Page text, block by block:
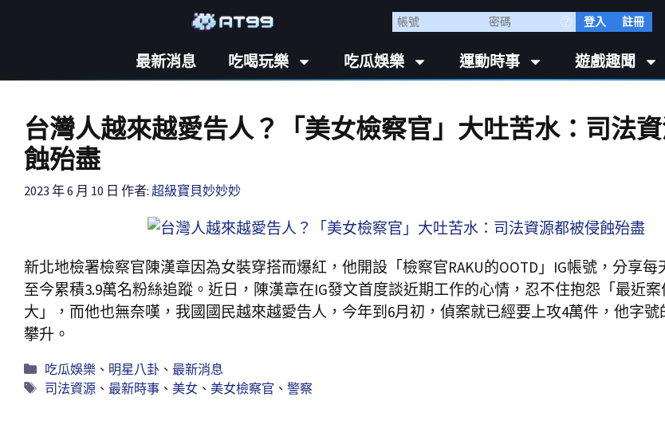
登入 註冊
最新消息 吃喝玩樂 吃瓜娛樂 運動時事 遊戲趣聞
台灣人越來越愛告人？「美女檢察官」大吐苦水：司法
蝕殆盡
2023 年 6 月 10 日 作者: 超級寶貝妙妙妙
新北地檢署檢察官陳漢章因為女裝穿搭而爆紅，他開設「檢察官RAKU的OOTD」IG帳號，分享每
至今累積3.9萬名粉絲追蹤。近日，陳漢章在IG發文首度談近期工作的心情，忍不住抱怨「最近
大」，而他也無奈嘆，我國國民越來越愛告人，今年到6月初，偵案就已經要上攻4萬件，他字
攀升。
吃瓜娛樂、 明星八卦、 最新消息
司法資源、 最新時事、 美女、 美女檢察官 、 警察